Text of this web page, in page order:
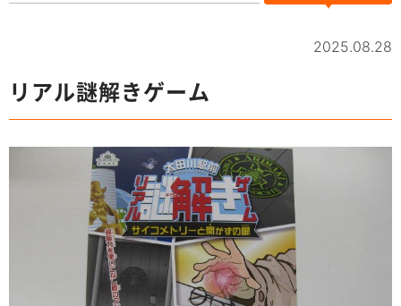
2025.08.28
リアル謎解きゲーム